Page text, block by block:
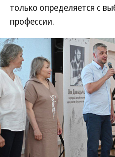
только определяется с
профессии.